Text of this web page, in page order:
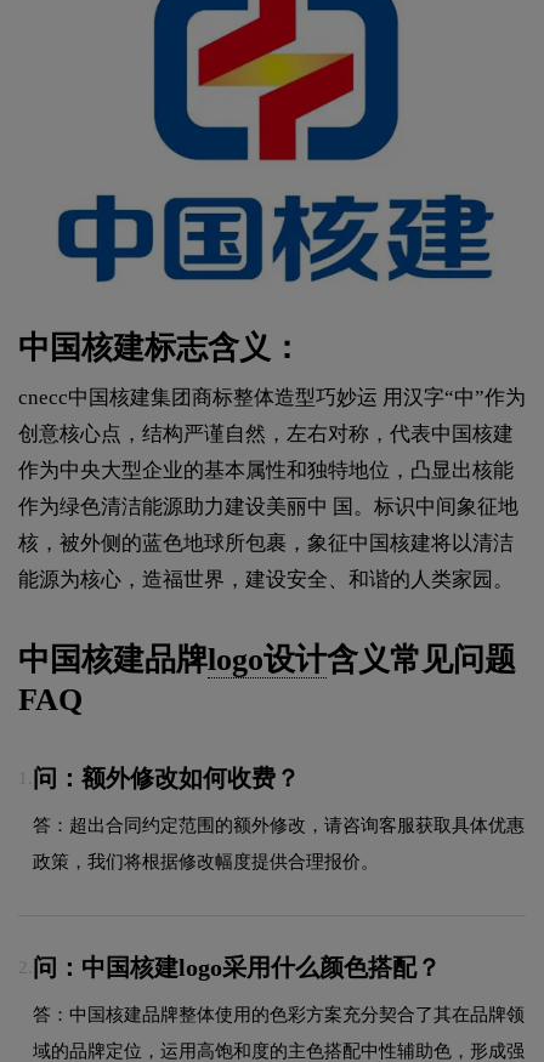
中国核建标志含义：
cnecc中国核建集团商标整体造型巧妙运 用汉字“中”作为
创意核心点，结构严谨自然，左右对称，代表中国核建
作为中央大型企业的基本属性和独特地位，凸显出核能
作为绿色清洁能源助力建设美丽中 国。标识中间象征地
核，被外侧的蓝色地球所包裹，象征中国核建将以清洁
能源为核心，造福世界，建设安全、和谐的人类家园。
中国核建品牌logo设计含义常见问题
FAQ
问：额外修改如何收费？
答：超出合同约定范围的额外修改，请咨询客服获取具体优惠
政策，我们将根据修改幅度提供合理报价。
2. 问：中国核建logo采用什么颜色搭配？
答：中国核建品牌整体使用的色彩方案充分契合了其在品牌领
域的品牌定位，运用高饱和度的主色搭配中性辅助色，形成强